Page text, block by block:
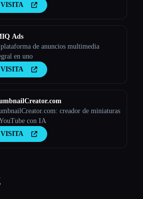
VISITA
Ads
de anuncios multimedia
en uno
VISITA
creador de miniaturas
con IA
VISITA